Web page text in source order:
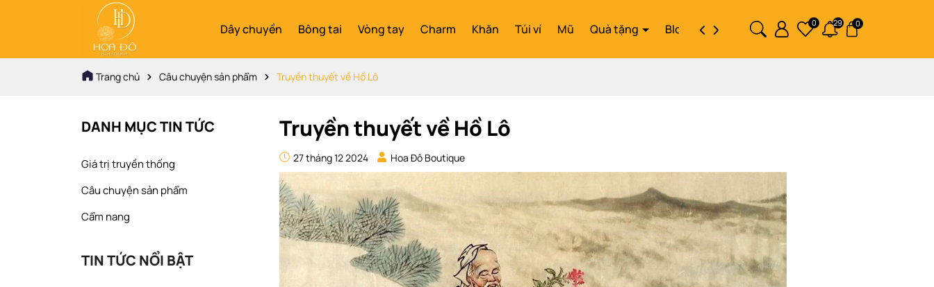
Dây chuyền Bông tai Vòng tay Charm Khăn Túi ví Mũ Quà tặng Blog Liên hệ 0 29 0
Trang chủ Câu chuyện sản phẩm Truyền thuyết về Hồ Lô
DANH MỤC TIN TỨC
Giá trị truyền thống
Câu chuyện sản phẩm
Cẩm nang
TIN TỨC NỔI BẬT
Truyền thuyết về Hồ Lô
27 tháng 12 2024 Hoa Đô Boutique